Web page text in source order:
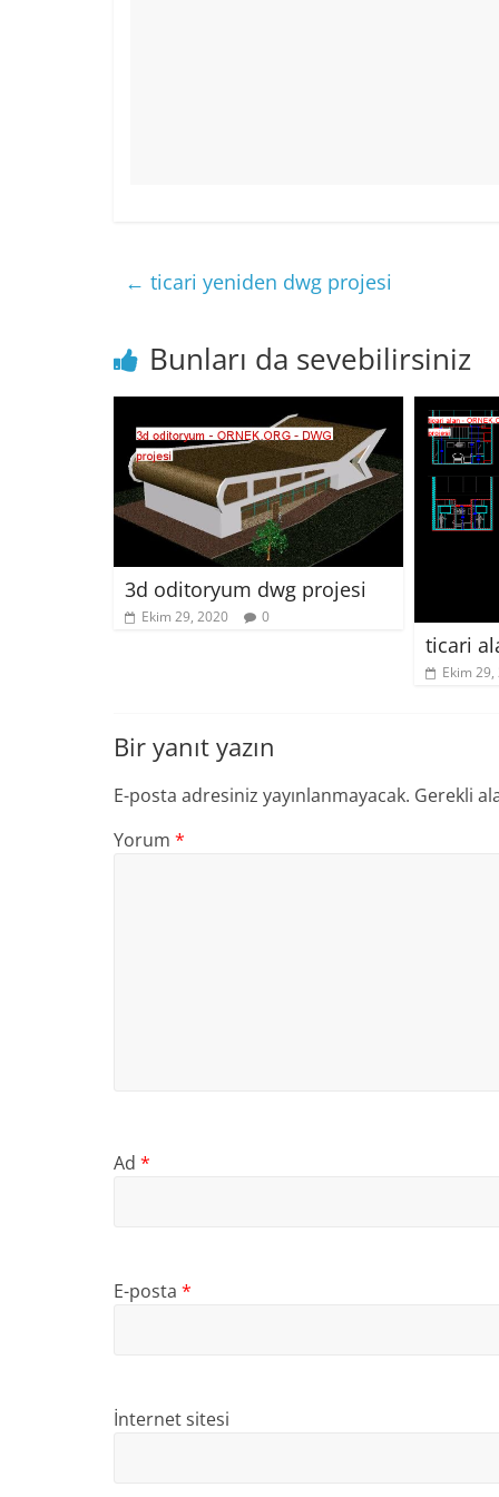
← ticari yeniden dwg projesi
Bunları da sevebilirsiniz
3d oditoryum dwg projesi
Ekim 29, 2020 0
ticari
Ekim
Bir yanıt yazın
E-posta adresiniz yayınlanmayacak. Gerekli
Yorum *
Ad *
E-posta *
İnternet sitesi